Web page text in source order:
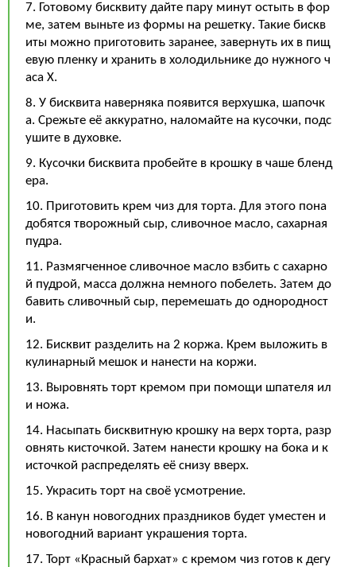
7. Готовому бисквиту дайте пару минут остыть в фор
ме, затем выньте из формы на решетку. Такие бискв
иты можно приготовить заранее, завернуть их в пищ
евую пленку и хранить в холодильнике до нужного ч
аса Х.
8. У бисквита наверняка появится верхушка, шапочк
а. Срежьте её аккуратно, наломайте на кусочки, подс
ушите в духовке.
9. Кусочки бисквита пробейте в крошку в чаше бленд
ера.
10. Приготовить крем чиз для торта. Для этого пона
добятся творожный сыр, сливочное масло, сахарная
пудра.
11. Размягченное сливочное масло взбить с сахарно
й пудрой, масса должна немного побелеть. Затем до
бавить сливочный сыр, перемешать до однородност
и.
12. Бисквит разделить на 2 коржа. Крем выложить в
кулинарный мешок и нанести на коржи.
13. Выровнять торт кремом при помощи шпателя ил
и ножа.
14. Насыпать бисквитную крошку на верх торта, разр
овнять кисточкой. Затем нанести крошку на бока и к
источкой распределять её снизу вверх.
15. Украсить торт на своё усмотрение.
16. В канун новогодних праздников будет уместен и
новогодний вариант украшения торта.
17. Торт «Красный бархат» с кремом чиз готов к дегу